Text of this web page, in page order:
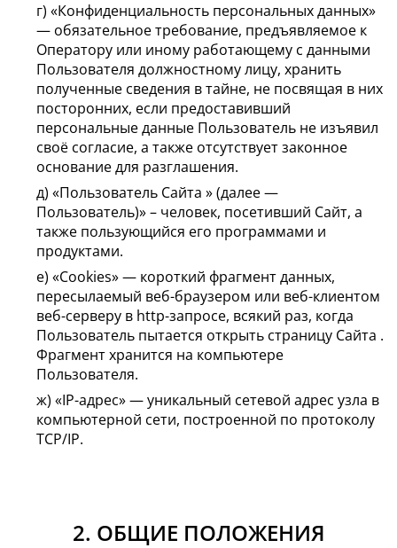
г) «Конфиденциальность персональных данных»
— обязательное требование, предъявляемое к
Оператору или иному работающему с данными
Пользователя должностному лицу, хранить
полученные сведения в тайне, не посвящая в них
посторонних, если предоставивший
персональные данные Пользователь не изъявил
своё согласие, а также отсутствует законное
основание для разглашения.
д) «Пользователь Сайта » (далее —
Пользователь)» – человек, посетивший Сайт, а
также пользующийся его программами и
продуктами.
е) «Cookies» — короткий фрагмент данных,
пересылаемый веб-браузером или веб-клиентом
веб-серверу в http-запросе, всякий раз, когда
Пользователь пытается открыть страницу Сайта .
Фрагмент хранится на компьютере
Пользователя.
ж) «IP-адрес» — уникальный сетевой адрес узла в
компьютерной сети, построенной по протоколу
TCP/IP.
2. ОБЩИЕ ПОЛОЖЕНИЯ